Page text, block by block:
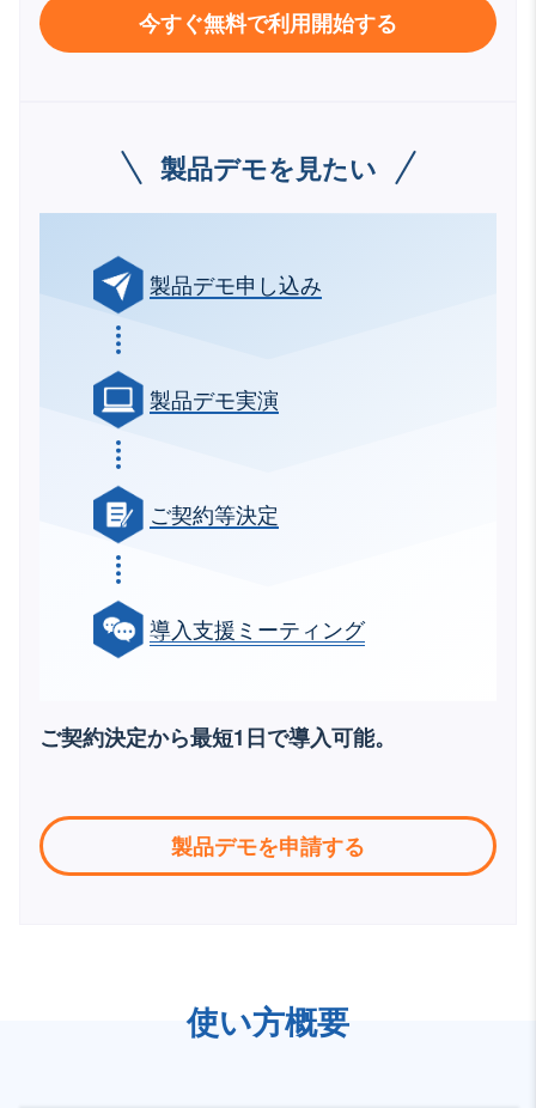
今すぐ無料で利用開始する
製品デモを見たい
製品デモ申し込み
製品デモ実演
ご契約等決定
導入支援ミーティング
ご契約決定から最短1日で導入可能。
製品デモを申請する
使い方概要